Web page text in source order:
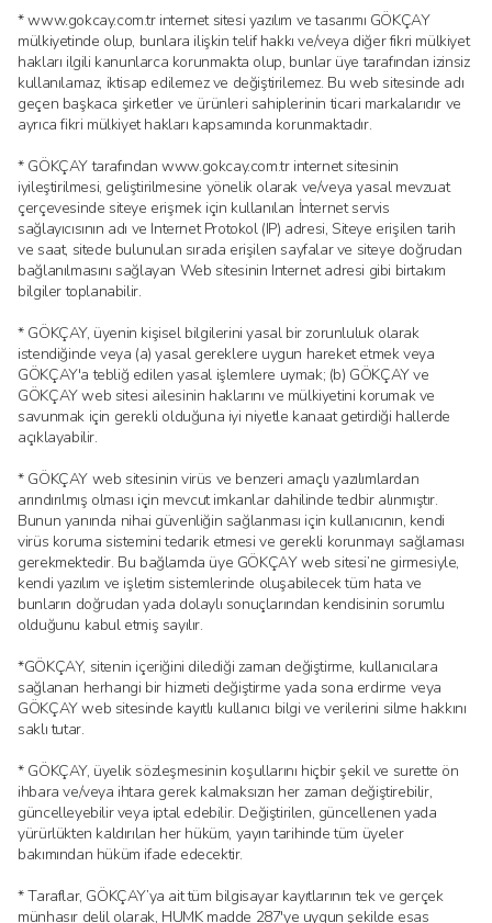
* www.gokcay.com.tr internet sitesi yazılım ve tasarımı GÖKÇAY
mülkiyetinde olup, bunlara ilişkin telif hakkı ve/veya diğer fikri mülkiyet
hakları ilgili kanunlarca korunmakta olup, bunlar üye tarafından izinsiz
kullanılamaz, iktisap edilemez ve değiştirilemez. Bu web sitesinde adı
geçen başkaca şirketler ve ürünleri sahiplerinin ticari markalarıdır ve
ayrıca fikri mülkiyet hakları kapsamında korunmaktadır.
* GÖKÇAY tarafından www.gokcay.com.tr internet sitesinin
iyileştirilmesi, geliştirilmesine yönelik olarak ve/veya yasal mevzuat
çerçevesinde siteye erişmek için kullanılan İnternet servis
sağlayıcısının adı ve Internet Protokol (IP) adresi, Siteye erişilen tarih
ve saat, sitede bulunulan sırada erişilen sayfalar ve siteye doğrudan
bağlanılmasını sağlayan Web sitesinin Internet adresi gibi birtakım
bilgiler toplanabilir.
* GÖKÇAY, üyenin kişisel bilgilerini yasal bir zorunluluk olarak
istendiğinde veya (a) yasal gereklere uygun hareket etmek veya
GÖKÇAY'a tebliğ edilen yasal işlemlere uymak; (b) GÖKÇAY ve
GÖKÇAY web sitesi ailesinin haklarını ve mülkiyetini korumak ve
savunmak için gerekli olduğuna iyi niyetle kanaat getirdiği hallerde
açıklayabilir.
* GÖKÇAY web sitesinin virüs ve benzeri amaçlı yazılımlardan
arındırılmış olması için mevcut imkanlar dahilinde tedbir alınmıştır.
Bunun yanında nihai güvenliğin sağlanması için kullanıcının, kendi
virüs koruma sistemini tedarik etmesi ve gerekli korunmayı sağlaması
gerekmektedir. Bu bağlamda üye GÖKÇAY web sitesi’ne girmesiyle,
kendi yazılım ve işletim sistemlerinde oluşabilecek tüm hata ve
bunların doğrudan yada dolaylı sonuçlarından kendisinin sorumlu
olduğunu kabul etmiş sayılır.
*GÖKÇAY, sitenin içeriğini dilediği zaman değiştirme, kullanıcılara
sağlanan herhangi bir hizmeti değiştirme yada sona erdirme veya
GÖKÇAY web sitesinde kayıtlı kullanıcı bilgi ve verilerini silme hakkını
saklı tutar.
* GÖKÇAY, üyelik sözleşmesinin koşullarını hiçbir şekil ve surette ön
ihbara ve/veya ihtara gerek kalmaksızın her zaman değiştirebilir,
güncelleyebilir veya iptal edebilir. Değiştirilen, güncellenen yada
yürürlükten kaldırılan her hüküm, yayın tarihinde tüm üyeler
bakımından hüküm ifade edecektir.
* Taraflar, GÖKÇAY’ya ait tüm bilgisayar kayıtlarının tek ve gerçek
münhasır delil olarak, HUMK madde 287′ye uygun şekilde esas